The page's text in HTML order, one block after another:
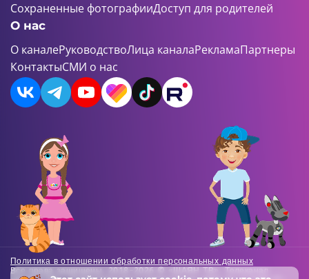
Сохраненные фотографииДоступ для родителей
О нас
О каналеРуководствоЛица каналаРекламаПартнеры
КонтактыСМИ о нас
Политика в отношении обработки персональных данных
Все права защищены. 2018-2026 © «ШАЯН ТВ». Телеканал